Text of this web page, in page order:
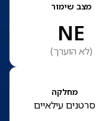
מצב שימור
NE
(לא הוערך)
מחלקה
סרטנים עילאיים